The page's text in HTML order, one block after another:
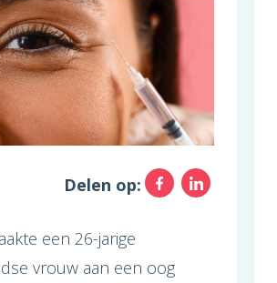
Delen op:
een 26-jarige
vrouw aan een oog